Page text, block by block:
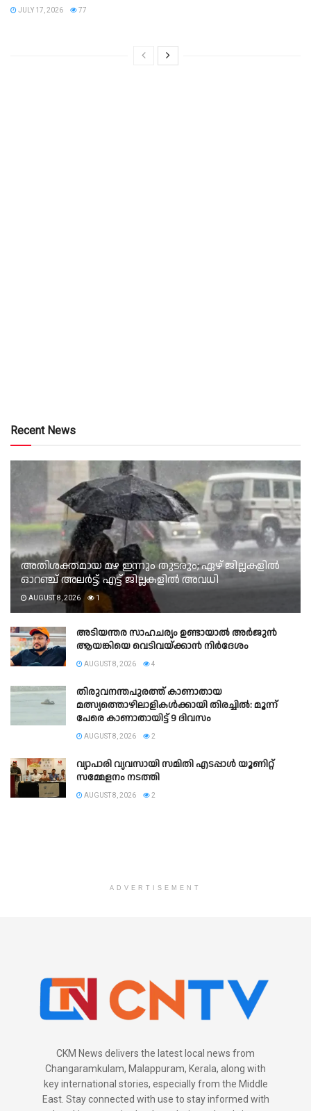
JULY 17, 2026 77
Recent News
അതിശക്തമായ മഴ ഇന്നും തുടരും; ഏഴ് ജില്ലകളിൽ
ഓറഞ്ച് അലർട്ട്; എട്ട് ജില്ലകളിൽ അവധി
AUGUST 8, 2026 1
അടിയന്തര സാഹചര്യം ഉണ്ടായാല്‍ അര്‍ജുന്‍
ആയങ്കിയെ വെടിവയ്ക്കാന്‍ നിര്‍ദേശം
AUGUST 8, 2026 4
തിരുവനന്തപുരത്ത് കാണാതായ
മത്സ്യത്തൊഴിലാളികൾക്കായി തിരച്ചിൽ: മൂന്ന്
പേരെ കാണാതായിട്ട് 9 ദിവസം
AUGUST 8, 2026 2
വ്യാപാരി വ്യവസായി സമിതി എടപ്പാൾ യൂണിറ്റ്
സമ്മേളനം നടത്തി
AUGUST 8, 2026 2
ADVERTISEMENT
CKM News delivers the latest local news from
Changaramkulam, Malappuram, Kerala, along with
key international stories, especially from the Middle
East. Stay connected with use to stay informed with